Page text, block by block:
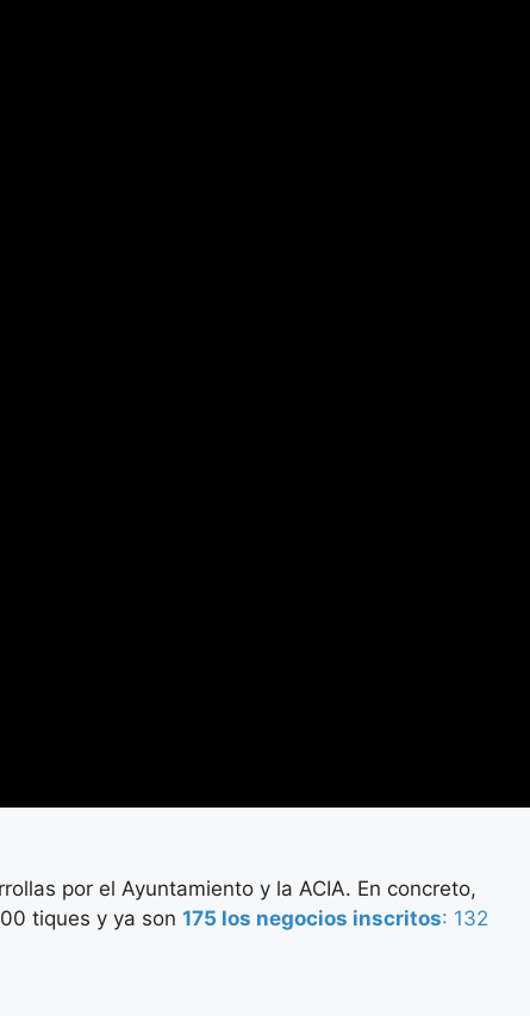
por el Ayuntamiento y la ACIA. En concreto,
tiques y ya son 175 los negocios inscritos: 132